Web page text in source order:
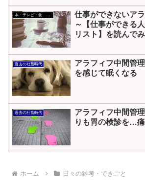
本・テレビ・食 レビュー
仕事ができないア
～【仕事ができる
リスト】を読んで
過去の社畜時代
アラフィフ中間管
を感じて眠くなる
過去の社畜時代
アラフィフ中間管
りも胃の検診を…
ホーム 日々の雑考・できごと